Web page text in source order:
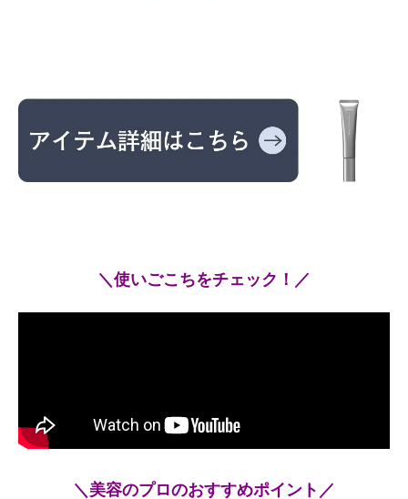
＼使いごこちをチェック！／
＼美容のプロのおすすめポイント／